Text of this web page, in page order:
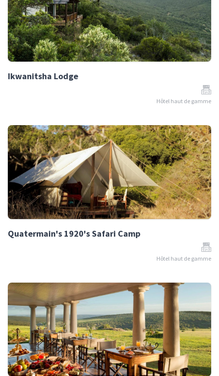
Ikwanitsha Lodge
Hôtel haut de gamme
Quatermain's 1920's Safari Camp
Hôtel haut de gamme